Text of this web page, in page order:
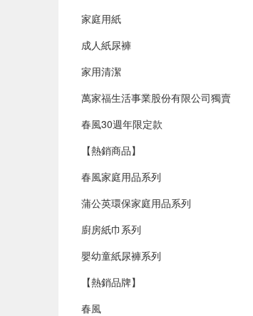
家庭用紙
成人紙尿褲
家用清潔
萬家福生活事業股份有限公司獨賣
春風30週年限定款
【熱銷商品】
春風家庭用品系列
蒲公英環保家庭用品系列
廚房紙巾系列
嬰幼童紙尿褲系列
【熱銷品牌】
春風